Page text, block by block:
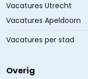
Vacatures Utrecht
Vacatures Apeldoorn
Vacatures per stad
Overig